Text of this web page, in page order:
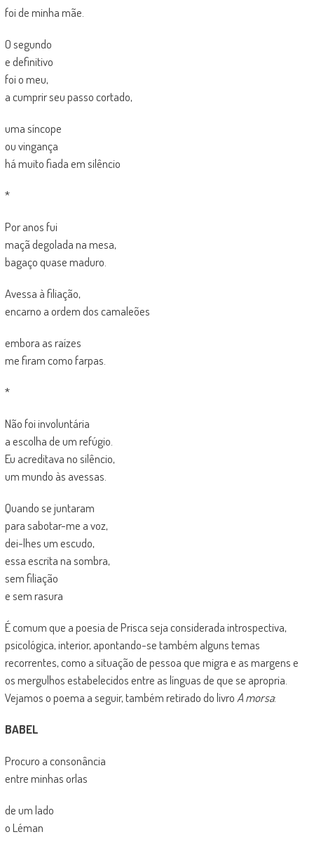
foi de minha mãe.
O segundo
e definitivo
foi o meu,
a cumprir seu passo cortado,
uma síncope
ou vingança
há muito fiada em silêncio
*
Por anos fui
maçã degolada na mesa,
bagaço quase maduro.
Avessa à filiação,
encarno a ordem dos camaleões
embora as raízes
me firam como farpas.
*
Não foi involuntária
a escolha de um refúgio.
Eu acreditava no silêncio,
um mundo às avessas.
Quando se juntaram
para sabotar-me a voz,
dei-lhes um escudo,
essa escrita na sombra,
sem filiação
e sem rasura
É comum que a poesia de Prisca seja considerada introspectiva,
psicológica, interior, apontando-se também alguns temas
recorrentes, como a situação de pessoa que migra e as margens e
os mergulhos estabelecidos entre as línguas de que se apropria.
Vejamos o poema a seguir, também retirado do livroA morsa:
BABEL
Procuro a consonância
entre minhas orlas
de um lado
o Léman